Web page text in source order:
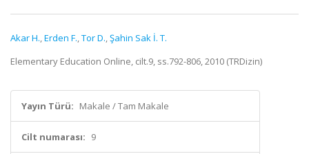
Akar H.,Erden F.,Tor D.,Şahin Sak İ. T.
Elementary Education Online, cilt.9, ss.792-806, 2010 (TRDizin)
Yayın Türü: Makale / Tam Makale
Cilt numarası: 9